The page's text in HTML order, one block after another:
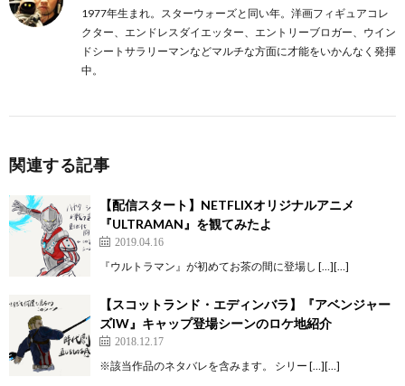
1977年生まれ。スターウォーズと同い年。洋画フィギュアコレ
クター、エンドレスダイエッター、エントリーブロガー、ウイン
ドシートサラリーマンなどマルチな方面に才能をいかんなく発揮
中。
関連する記事
【配信スタート】NETFLIXオリジナルアニメ
『ULTRAMAN』を観てみたよ
2019.04.16
『ウルトラマン』が初めてお茶の間に登場し […][…]
【スコットランド・エディンバラ】『アベンジャー
ズIW』キャップ登場シーンのロケ地紹介
2018.12.17
※該当作品のネタバレを含みます。 シリー […][…]